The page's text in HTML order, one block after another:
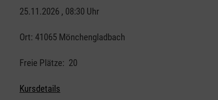
25.11.2026 , 08:30 Uhr
Ort: 41065 Mönchengladbach
Freie Plätze: 20
Kursdetails